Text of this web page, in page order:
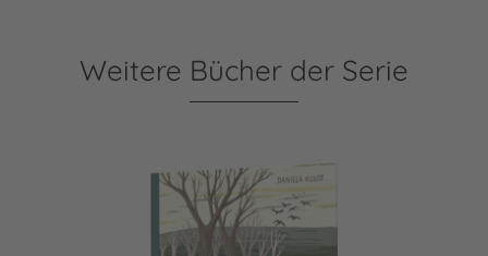
Weitere Bücher der Serie